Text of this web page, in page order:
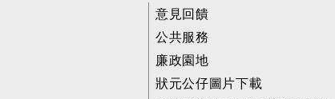
意見回饋
公共服務
廉政園地
狀元公仔圖片下載